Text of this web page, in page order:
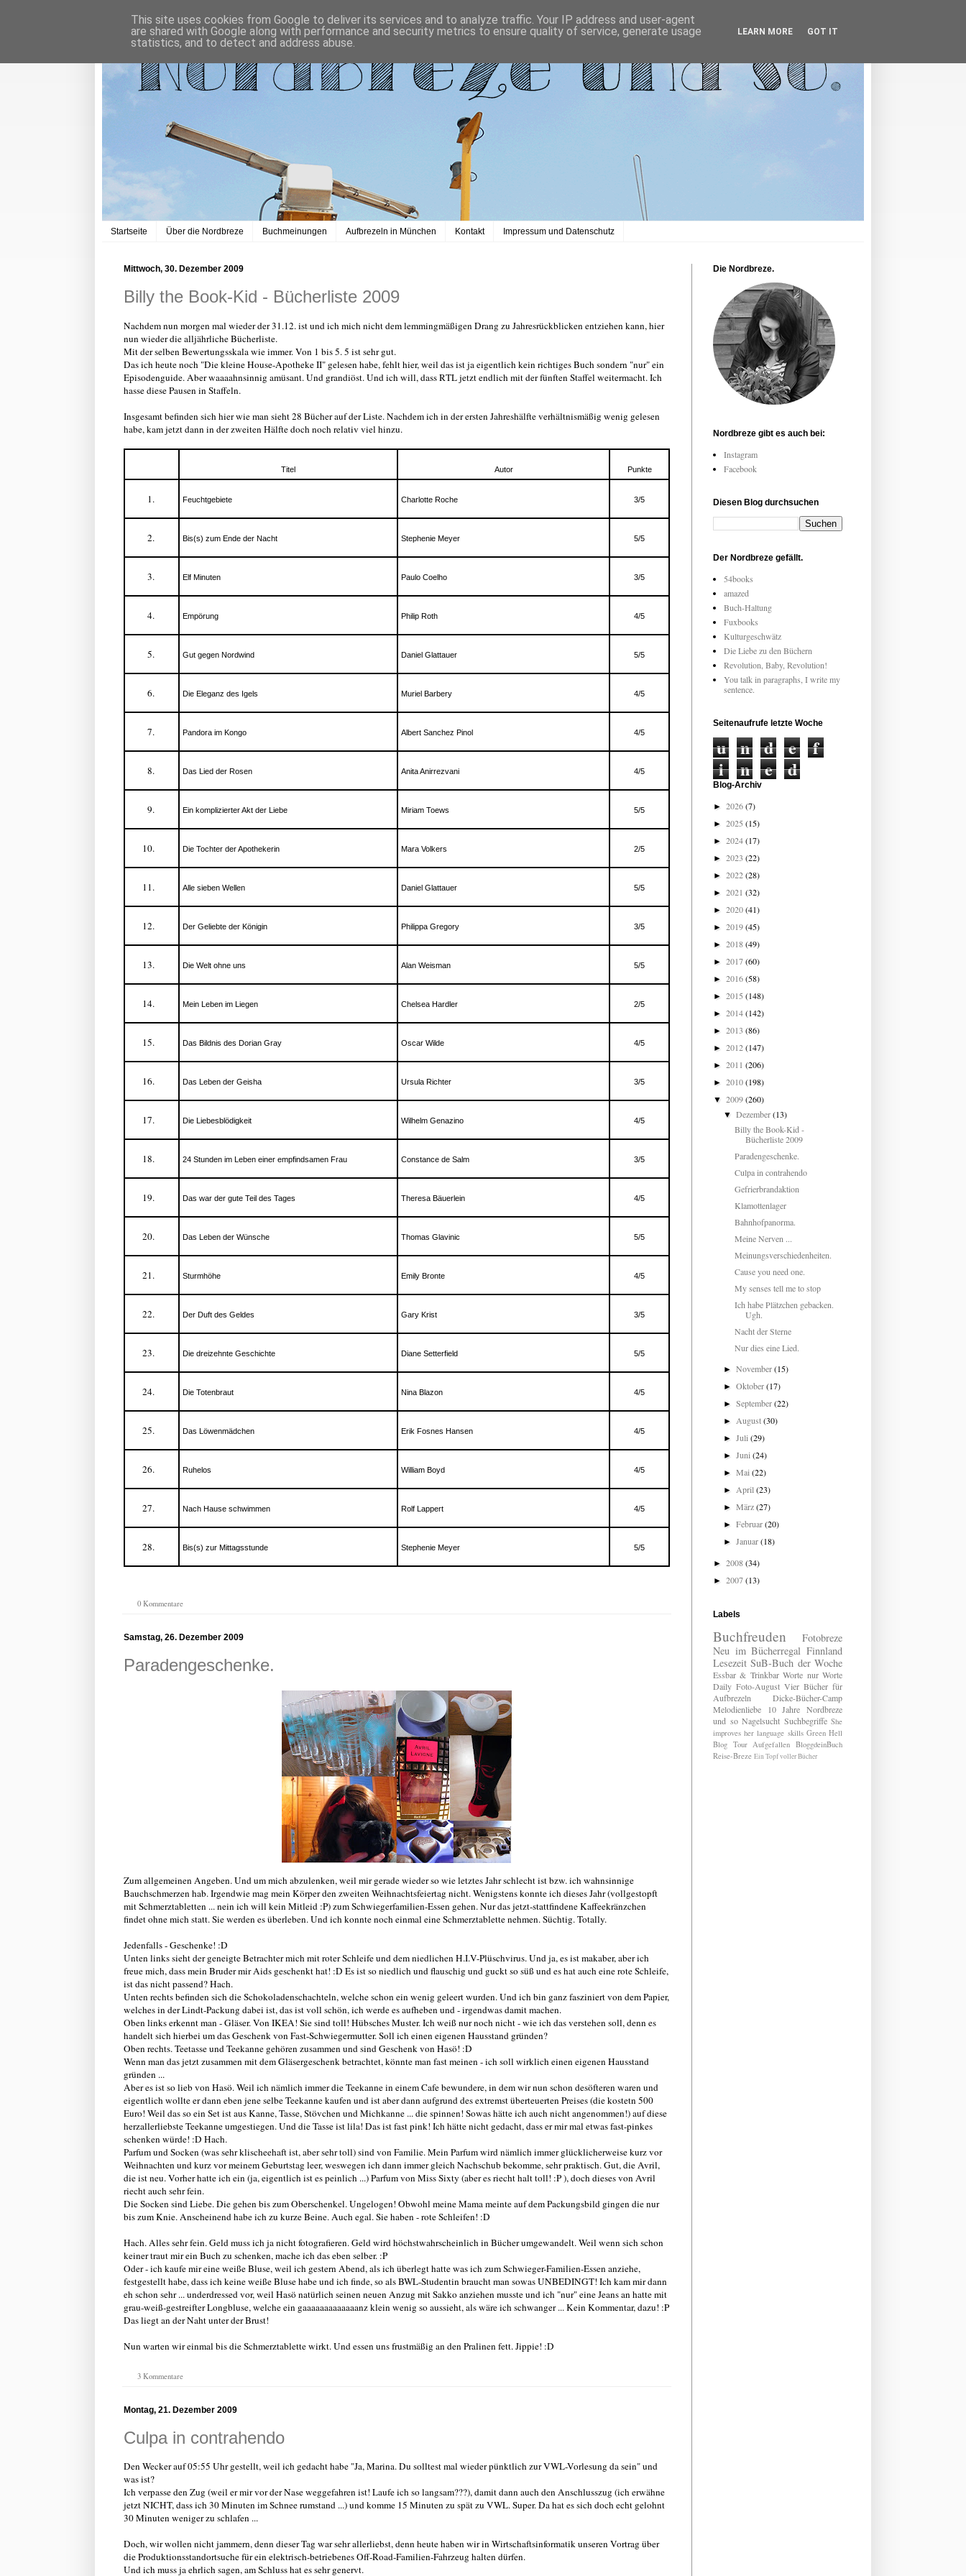
Startseite Über die Nordbreze Buchmeinungen Aufbrezeln in München Kontakt Impressum und Datenschutz
Mittwoch, 30. Dezember 2009
Billy the Book-Kid - Bücherliste 2009
Nachdem nun morgen mal wieder der 31.12. ist und ich mich nicht dem lemmingmäßigen Drang zu Jahresrückblicken entziehen kann, hier
nun wieder die alljährliche Bücherliste.
Mit der selben Bewertungsskala wie immer. Von 1 bis 5. 5 ist sehr gut.
Das ich heute noch "Die kleine House-Apotheke II" gelesen habe, fehlt hier, weil das ist ja eigentlich kein richtiges Buch sondern "nur" ein
Episodenguide. Aber waaaahnsinnig amüsant. Und grandiöst. Und ich will, dass RTL jetzt endlich mit der fünften Staffel weitermacht. Ich
hasse diese Pausen in Staffeln.
Insgesamt befinden sich hier wie man sieht 28 Bücher auf der Liste. Nachdem ich in der ersten Jahreshälfte verhältnismäßig wenig gelesen
habe, kam jetzt dann in der zweiten Hälfte doch noch relativ viel hinzu.
Titel Autor Punkte
Feuchtgebiete Charlotte Roche 3/5
Bis(s) zum Ende der Nacht Stephenie Meyer 5/5
Elf Minuten Paulo Coelho 3/5
Empörung Philip Roth 4/5
Gut gegen Nordwind Daniel Glattauer 5/5
Die Eleganz des Igels Muriel Barbery 4/5
Pandora im Kongo Albert Sanchez Pinol 4/5
Das Lied der Rosen Anita Anirrezvani 4/5
Ein komplizierter Akt der Liebe Miriam Toews 5/5
Die Tochter der Apothekerin Mara Volkers 2/5
Alle sieben Wellen Daniel Glattauer 5/5
Der Geliebte der Königin Philippa Gregory 3/5
Die Welt ohne uns Alan Weisman 5/5
Mein Leben im Liegen Chelsea Hardler 2/5
Das Bildnis des Dorian Gray Oscar Wilde 4/5
Das Leben der Geisha Ursula Richter 3/5
Die Liebesblödigkeit Wilhelm Genazino 4/5
24 Stunden im Leben einer empfindsamen Frau Constance de Salm 3/5
Das war der gute Teil des Tages Theresa Bäuerlein 4/5
Das Leben der Wünsche Thomas Glavinic 5/5
Sturmhöhe Emily Bronte 4/5
Der Duft des Geldes Gary Krist 3/5
Die dreizehnte Geschichte Diane Setterfield 5/5
Die Totenbraut Nina Blazon 4/5
Das Löwenmädchen Erik Fosnes Hansen 4/5
Ruhelos William Boyd 4/5
Nach Hause schwimmen Rolf Lappert 4/5
Bis(s) zur Mittagsstunde Stephenie Meyer 5/5
0 Kommentare
Samstag, 26. Dezember 2009
Paradengeschenke.
Zum allgemeinen Angeben. Und um mich abzulenken, weil mir gerade wieder so wie letztes Jahr schlecht ist bzw. ich wahnsinnige
Bauchschmerzen hab. Irgendwie mag mein Körper den zweiten Weihnachtsfeiertag nicht. Wenigstens konnte ich dieses Jahr (vollgestopft
mit Schmerztabletten ... nein ich will kein Mitleid :P) zum Schwiegerfamilien-Essen gehen. Nur das jetzt-stattfindene Kaffeekränzchen
findet ohne mich statt. Sie werden es überleben. Und ich konnte noch einmal eine Schmerztablette nehmen. Süchtig. Totally.
Jedenfalls - Geschenke! :D
Unten links sieht der geneigte Betrachter mich mit roter Schleife und dem niedlichen H.I.V-Plüschvirus. Und ja, es ist makaber, aber ich
freue mich, dass mein Bruder mir Aids geschenkt hat! :D Es ist so niedlich und flauschig und guckt so süß und es hat auch eine rote Schleife,
ist das nicht passend? Hach.
Unten rechts befinden sich die Schokoladenschachteln, welche schon ein wenig geleert wurden. Und ich bin ganz fasziniert von dem Papier,
welches in der Lindt-Packung dabei ist, das ist voll schön, ich werde es aufheben und - irgendwas damit machen.
Oben links erkennt man - Gläser. Von IKEA! Sie sind toll! Hübsches Muster. Ich weiß nur noch nicht - wie ich das verstehen soll, denn es
handelt sich hierbei um das Geschenk von Fast-Schwiegermutter. Soll ich einen eigenen Hausstand gründen?
Oben rechts. Teetasse und Teekanne gehören zusammen und sind Geschenk von Hasö! :D
Wenn man das jetzt zusammen mit dem Gläsergeschenk betrachtet, könnte man fast meinen - ich soll wirklich einen eigenen Hausstand
gründen ...
Aber es ist so lieb von Hasö. Weil ich nämlich immer die Teekanne in einem Cafe bewundere, in dem wir nun schon desöfteren waren und
eigentlich wollte er dann eben jene selbe Teekanne kaufen und ist aber dann aufgrund des extremst überteuerten Preises (die kostetn 500
Euro! Weil das so ein Set ist aus Kanne, Tasse, Stövchen und Michkanne ... die spinnen! Sowas hätte ich auch nicht angenommen!) auf diese
herzallerliebste Teekanne umgestiegen. Und die Tasse ist lila! Das ist fast pink! Ich hätte nicht gedacht, dass er mir mal etwas fast-pinkes
schenken würde! :D Hach.
Parfum und Socken (was sehr klischeehaft ist, aber sehr toll) sind von Familie. Mein Parfum wird nämlich immer glücklicherweise kurz vor
Weihnachten und kurz vor meinem Geburtstag leer, weswegen ich dann immer gleich Nachschub bekomme, sehr praktisch. Gut, die Avril,
die ist neu. Vorher hatte ich ein (ja, eigentlich ist es peinlich ...) Parfum von Miss Sixty (aber es riecht halt toll! :P ), doch dieses von Avril
riecht auch sehr fein.
Die Socken sind Liebe. Die gehen bis zum Oberschenkel. Ungelogen! Obwohl meine Mama meinte auf dem Packungsbild gingen die nur
bis zum Knie. Anscheinend habe ich zu kurze Beine. Auch egal. Sie haben - rote Schleifen! :D
Hach. Alles sehr fein. Geld muss ich ja nicht fotografieren. Geld wird höchstwahrscheinlich in Bücher umgewandelt. Weil wenn sich schon
keiner traut mir ein Buch zu schenken, mache ich das eben selber. :P
Oder - ich kaufe mir eine weiße Bluse, weil ich gestern Abend, als ich überlegt hatte was ich zum Schwieger-Familien-Essen anziehe,
festgestellt habe, dass ich keine weiße Bluse habe und ich finde, so als BWL-Studentin braucht man sowas UNBEDINGT! Ich kam mir dann
eh schon sehr ... underdressed vor, weil Hasö natürlich seinen neuen Anzug mit Sakko anziehen musste und ich "nur" eine Jeans an hatte mit
grau-weiß-gestreifter Longbluse, welche ein gaaaaaaaaaaaaanz klein wenig so aussieht, als wäre ich schwanger ... Kein Kommentar, dazu! :P
Das liegt an der Naht unter der Brust!
Nun warten wir einmal bis die Schmerztablette wirkt. Und essen uns frustmäßig an den Pralinen fett. Jippie! :D
3 Kommentare
Montag, 21. Dezember 2009
Culpa in contrahendo
Den Wecker auf 05:55 Uhr gestellt, weil ich gedacht habe "Ja, Marina. Du solltest mal wieder pünktlich zur VWL-Vorlesung da sein" und
was ist?
Ich verpasse den Zug (weil er mir vor der Nase weggefahren ist! Laufe ich so langsam???), damit dann auch den Anschlusszug (ich erwähne
jetzt NICHT, dass ich 30 Minuten im Schnee rumstand ...) und komme 15 Minuten zu spät zu VWL. Super. Da hat es sich doch echt gelohnt
30 Minuten weniger zu schlafen ...
Doch, wir wollen nicht jammern, denn dieser Tag war sehr allerliebst, denn heute haben wir in Wirtschaftsinformatik unseren Vortrag über
die Produktionsstandortsuche für ein elektrisch-betriebenes Off-Road-Familien-Fahrzeug halten dürfen.
Und ich muss ja ehrlich sagen, am Schluss hat es sehr genervt.
Die Nordbreze.
Nordbreze gibt es auch bei:
Instagram
Facebook
Diesen Blog durchsuchen
Der Nordbreze gefällt.
54books
amazed
Buch-Haltung
Fuxbooks
Kulturgeschwätz
Die Liebe zu den Büchern
Revolution, Baby, Revolution!
You talk in paragraphs, I write my
sentence.
Seitenaufrufe letzte Woche
u n d e
f
i
n e d
Blog-Archiv
► 2026(7)
► 2025 (15)
► 2024(17)
► 2023 (22)
► 2022(28)
► 2021 (32)
► 2020(41)
► 2019(45)
► 2018(49)
► 2017(60)
► 2016(58)
► 2015 (148)
► 2014(142)
► 2013 (86)
► 2012(147)
► 2011 (206)
► 2010(198)
▼ 2009(260)
▼Dezember(13)
Billy the Book-Kid -
Bücherliste 2009
Paradengeschenke.
Culpa in contrahendo
Gefrierbrandaktion
Klamottenlager
Bahnhofpanorma.
Meine Nerven ...
Meinungsverschiedenheiten.
Cause you need one.
My senses tell me to stop
Ich habe Plätzchen gebacken.
Ugh.
Nacht der Sterne
Nur dies eine Lied.
►November(15)
►Oktober(17)
►September(22)
►August(30)
►Juli(29)
►Juni(24)
►Mai(22)
►April(23)
►März(27)
►Februar(20)
►Januar(18)
► 2008(34)
► 2007(13)
Labels
Buchfreuden
Fotobreze
Neu im Bücherregal Finnland
Lesezeit SuB-Buch der Woche
Essbar & Trinkbar Worte nur Worte
Daily Foto-August Vier Bücher für
Aufbrezeln
Dicke-Bücher-Camp
Melodienliebe
10 Jahre Nordbreze
und so Nagelsucht Suchbegriffe She
improves her language skills Green Hell
Blog Tour Aufgefallen BloggdeinBuch
Reise-Breze Ein Topf voller Bücher
This site uses cookies from Google to deliver its services and to analyze traffic. Your IP address and user-agent
are shared with Google along with performance and security metrics to ensure quality of service, generate usage
statistics, and to detect and address abuse.
LEARN MORE GOT IT